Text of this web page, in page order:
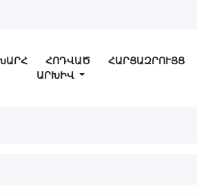
ՀՈԴՎԱԾ ՀԱՐՑԱԶՐՈՒՅՑ
ԱՐԽԻՎ